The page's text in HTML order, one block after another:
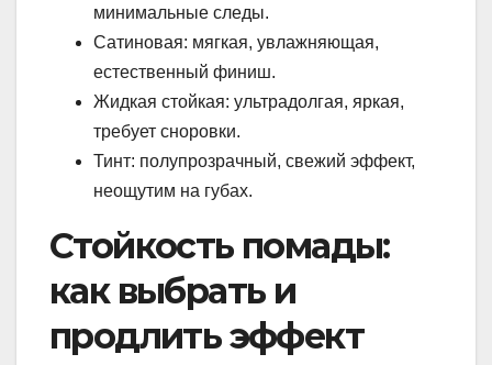
минимальные следы.
Сатиновая: мягкая, увлажняющая,
естественный финиш.
Жидкая стойкая: ультрадолгая, яркая,
требует сноровки.
Тинт: полупрозрачный, свежий эффект,
неощутим на губах.
Стойкость помады:
как выбрать и
продлить эффект